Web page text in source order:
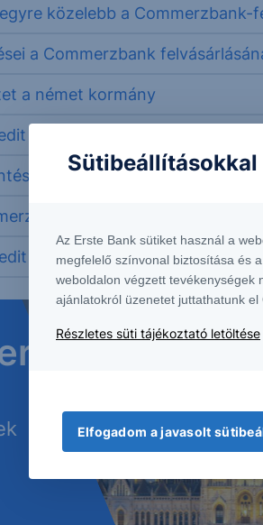
közelebb a Commerzbank-
a Commerzbank
a német kormány
szezon
ajánlatát
Az Erste Bank sütiket használ a
megfelelő színvonal biztosítása és
weboldalon végzett tevékenységek
ajánlatokról üzenetet juttathatunk el
Részletes süti tájékoztató letöltése
Elfogadom a javasolt